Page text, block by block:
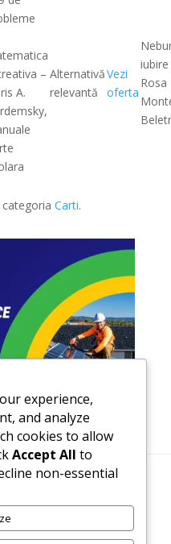
–
A.
Alternativă
relevantă
Vezi
oferta
iubire
Rosa
Carti.
Datelor (GDPR)
experience,
and analyze
cookies to allow
Accept All to
non-essential